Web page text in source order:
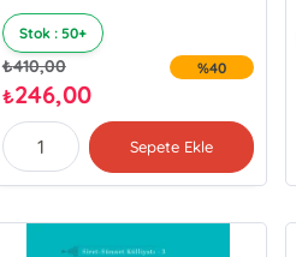
Stok : 50+
₺410,00
₺246,00
%40
Sepete Ekle